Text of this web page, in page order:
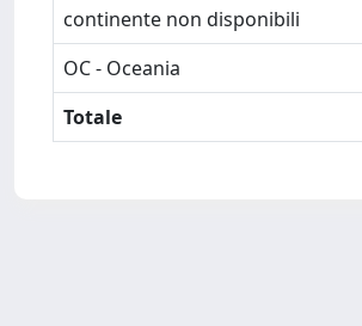
continente non disponibili
OC - Oceania
Totale